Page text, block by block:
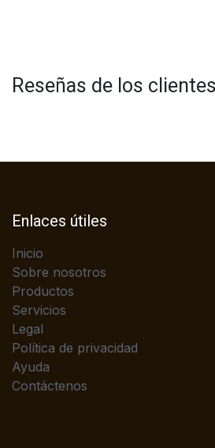
Reseñas de los clientes
Enlaces útiles
Inicio
Sobre nosotros
Productos
Servicios
Legal
Política de privacidad
Ayuda
Contáctenos